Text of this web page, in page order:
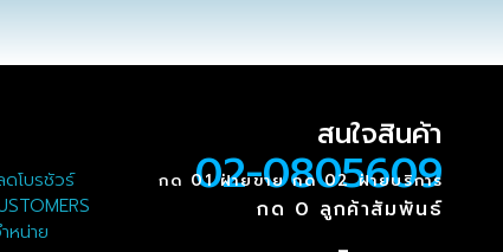
ดโบรชัวร์
หน่าย
สนใจสินค้า
02-0805609
กด 01 ฝ่ายขาย กด 02 ฝ่ายบริการ
กด 0 ลูกค้าสัมพันธ์